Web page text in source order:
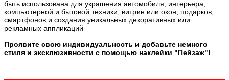
быть использована для украшения автомобиля, интерьера,
компьютерной и бытовой техники, витрин или окон, подарков,
смартфонов и создания уникальных декоративных или
рекламных аппликаций
Проявите свою индивидуальность и добавьте немного
стиля и эксклюзивности с помощью наклейки "Пейзаж"!